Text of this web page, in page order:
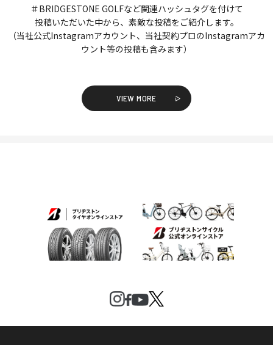
＃BRIDGESTONE GOLFなど関連ハッシュタグを付けて
投稿いただいた中から、素敵な投稿をご紹介します。
（当社公式Instagramアカウント、当社契約プロのInstagramアカ
ウント等の投稿も含みます）
VIEW MORE